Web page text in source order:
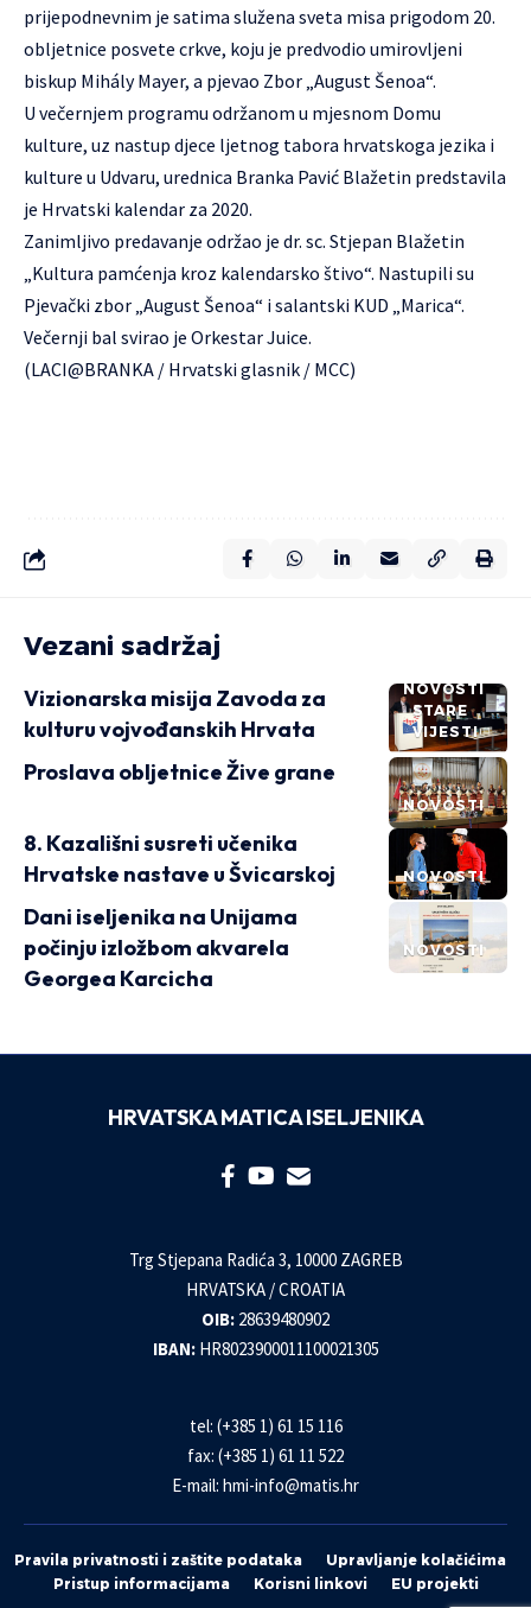
prijepodnevnim je satima služena sveta misa prigodom 20.
obljetnice posvete crkve, koju je predvodio umirovljeni
biskup Mihály Mayer, a pjevao Zbor „August Šenoa“.
U večernjem programu održanom u mjesnom Domu
kulture, uz nastup djece ljetnog tabora hrvatskoga jezika i
kulture u Udvaru, urednica Branka Pavić Blažetin predstavila
je Hrvatski kalendar za 2020.
Zanimljivo predavanje održao je dr. sc. Stjepan Blažetin
„Kultura pamćenja kroz kalendarsko štivo“. Nastupili su
Pjevački zbor „August Šenoa“ i salantski KUD „Marica“.
Večernji bal svirao je Orkestar Juice.
(LACI@BRANKA / Hrvatski glasnik / MCC)
Vezani sadržaj
NOVOSTI
STARE
VIJESTI
Vizionarska misija Zavoda za
kulturu vojvođanskih Hrvata
NOVOSTI
Proslava obljetnice Žive grane
NOVOSTI
8. Kazališni susreti učenika
Hrvatske nastave u Švicarskoj
NOVOSTI
Dani iseljenika na Unijama
počinju izložbom akvarela
Georgea Karcicha
HRVATSKA MATICA ISELJENIKA
Trg Stjepana Radića 3, 10000 ZAGREB
HRVATSKA / CROATIA
OIB: 28639480902
IBAN: HR8023900011100021305
tel: (+385 1) 61 15 116
fax: (+385 1) 61 11 522
E-mail: hmi-info@matis.hr
Pravila privatnosti i zaštite podataka
Upravljanje kolačićima
Pristup informacijama
Korisni linkovi EU projekti